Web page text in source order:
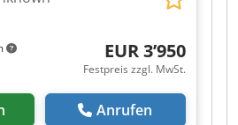
EUR 3’950
Festpreis zzgl. MwSt.
Anrufen